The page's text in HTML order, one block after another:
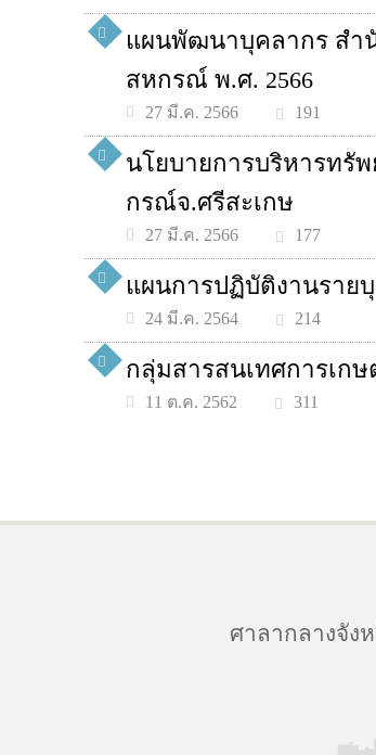
แผนพัฒนาบุคลากร สำ
สหกรณ์ พ.ศ. 2566
27 มี.ค. 2566 191
นโยบายการบริหารทรั
กรณ์จ.ศรีสะเกษ
27 มี.ค. 2566 177
แผนการปฏิบัติงานราย
24 มี.ค. 2564 214
กลุ่มสารสนเทศการเกษ
11 ต.ค. 2562 311
ศาลากลางจัง